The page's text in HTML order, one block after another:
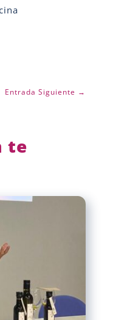
Entrada Siguiente →
te